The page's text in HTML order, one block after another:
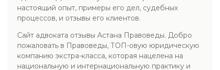
настоящий опыт, примеры его дел, судебных
процессов, и отзывы его клиентов.
Сайт адвоката отзывы Астана Правоведы. Добро
пожаловать в Правоведы, ТОП-овую юридическую
компанию экстра-класса, которая нацелена на
национальную и интернациональную практику и